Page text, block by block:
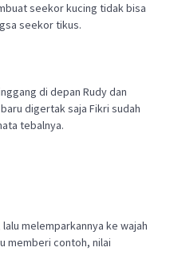
seekor kucing tidak bisa
seekor tikus.
di depan Rudy dan
digertak saja Fikri sudah
tebalnya.
melemparkannya ke wajah
memberi contoh, nilai